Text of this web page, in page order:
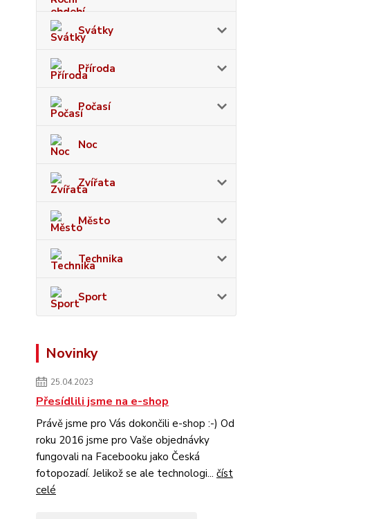
Svátky
Příroda
Počasí
Noc
Zvířata
Město
Technika
Sport
Novinky
25.04.2023
Přesídlili jsme na e-shop
Právě jsme pro Vás dokončili e-shop :-) Od
roku 2016 jsme pro Vaše objednávky
fungovali na Facebooku jako Česká
fotopozadí. Jelikož se ale technologi... číst
celé